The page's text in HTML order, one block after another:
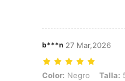
b***n 27 Mar,2026
Color: Negro, Talla: 5
Color: Negro Talla: